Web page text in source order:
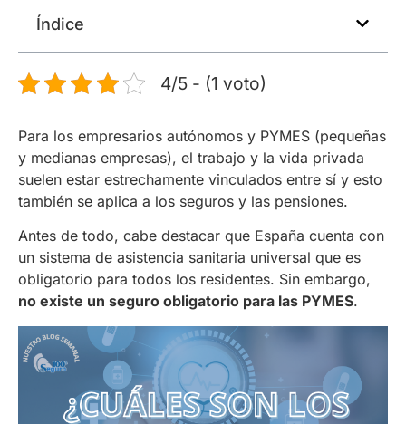
4/5 - (1 voto)
Para los empresarios autónomos y PYMES (pequeñas
y medianas empresas), el trabajo y la vida privada
suelen estar estrechamente vinculados entre sí y esto
también se aplica a los seguros y las pensiones.
Antes de todo, cabe destacar que España cuenta con
un sistema de asistencia sanitaria universal que es
obligatorio para todos los residentes. Sin embargo,
no existe un seguro obligatorio para las PYMES.
Índice